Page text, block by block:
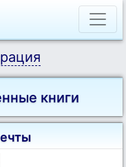
книги